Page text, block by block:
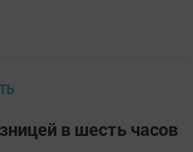
в шесть часов